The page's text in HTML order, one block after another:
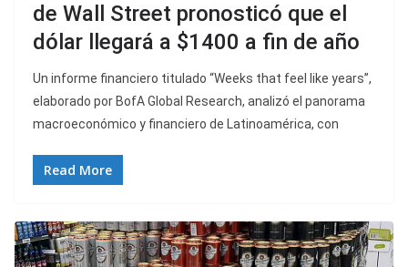
de Wall Street pronosticó que el
dólar llegará a $1400 a fin de año
Un informe financiero titulado “Weeks that feel like years”,
elaborado por BofA Global Research, analizó el panorama
macroeconómico y financiero de Latinoamérica, con
Read More